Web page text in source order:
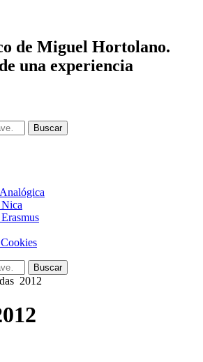
de Miguel Hortolano.
una experiencia
Buscar
Buscar
2012